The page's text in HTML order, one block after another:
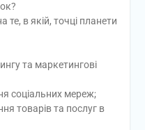
в якій, точці планети
та маркетингові
соціальних мереж;
товарів та послуг в